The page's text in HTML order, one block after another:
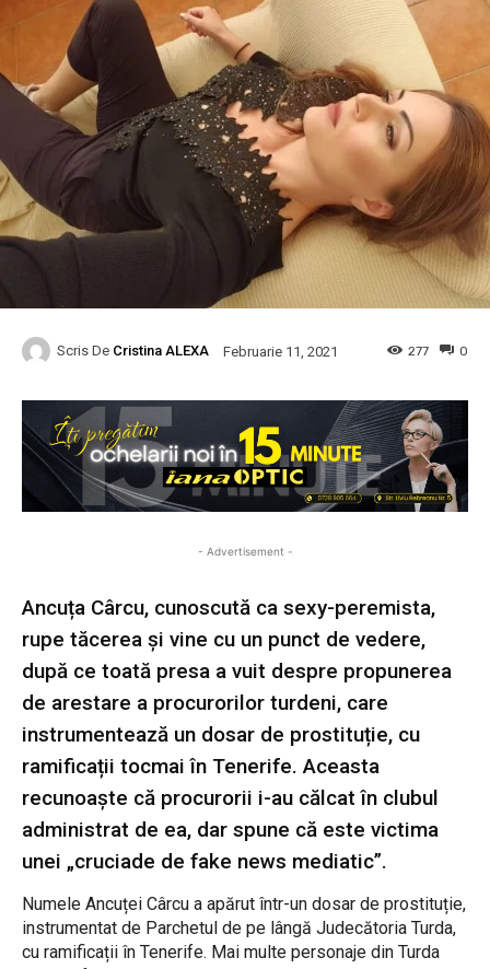
Scris De Cristina ALEXA Februarie 11, 2021 0
277
- Advertisement -
Ancuța Cârcu, cunoscută ca sexy-peremista,
rupe tăcerea și vine cu un punct de vedere,
după ce toată presa a vuit despre propunerea
de arestare a procurorilor turdeni, care
instrumentează un dosar de prostituție, cu
ramificații tocmai în Tenerife. Aceasta
recunoaște că procurorii i-au călcat în clubul
administrat de ea, dar spune că este victima
unei „cruciade de fake news mediatic”.
Numele Ancuței Cârcu a apărut într-un dosar de prostituție,
instrumentat de Parchetul de pe lângă Judecătoria Turda,
cu ramificații în Tenerife. Mai multe personaje din Turda